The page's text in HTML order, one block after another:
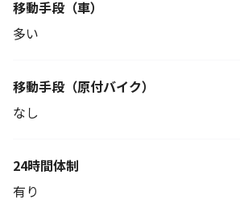
移動手段（車）
多い
移動手段 （原付バイク）
なし
24時間体制
有り